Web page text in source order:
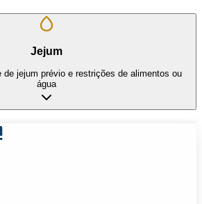
Jejum
de jejum prévio e restrições de alimentos ou
água